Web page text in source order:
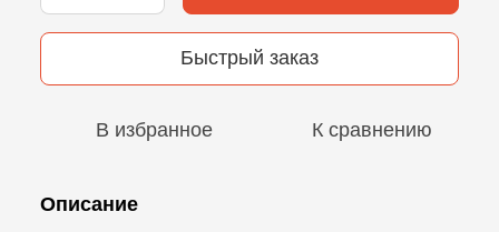
Быстрый заказ
В избранное К сравнению
Описание